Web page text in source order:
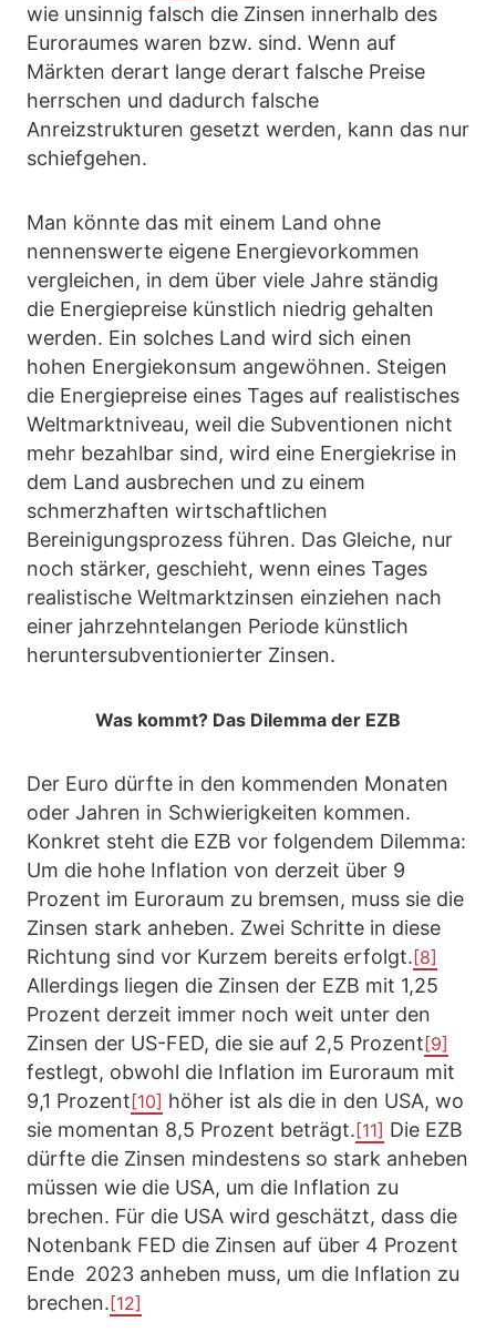
wie unsinnig falsch die Zinsen innerhalb des
Euroraumes waren bzw. sind. Wenn auf
Märkten derart lange derart falsche Preise
herrschen und dadurch falsche
Anreizstrukturen gesetzt werden, kann das nur
schiefgehen.
Man könnte das mit einem Land ohne
nennenswerte eigene Energievorkommen
vergleichen, in dem über viele Jahre ständig
die Energiepreise künstlich niedrig gehalten
werden. Ein solches Land wird sich einen
hohen Energiekonsum angewöhnen. Steigen
die Energiepreise eines Tages auf realistisches
Weltmarktniveau, weil die Subventionen nicht
mehr bezahlbar sind, wird eine Energiekrise in
dem Land ausbrechen und zu einem
schmerzhaften wirtschaftlichen
Bereinigungsprozess führen. Das Gleiche, nur
noch stärker, geschieht, wenn eines Tages
realistische Weltmarktzinsen einziehen nach
einer jahrzehntelangen Periode künstlich
heruntersubventionierter Zinsen.
Was kommt? Das Dilemma der EZB
Der Euro dürfte in den kommenden Monaten
oder Jahren in Schwierigkeiten kommen.
Konkret steht die EZB vor folgendem Dilemma:
Um die hohe Inflation von derzeit über 9
Prozent im Euroraum zu bremsen, muss sie die
Zinsen stark anheben. Zwei Schritte in diese
Richtung sind vor Kurzem bereits erfolgt. [8]
Allerdings liegen die Zinsen der EZB mit 1,25
Prozent derzeit immer noch weit unter den
Zinsen der US-FED, die sie auf 2,5 Prozent [9]
festlegt, obwohl die Inflation im Euroraum mit
9,1 Prozent [10] höher ist als die in den USA, wo
sie momentan 8,5 Prozent beträgt. [11] Die EZB
dürfte die Zinsen mindestens so stark anheben
müssen wie die USA, um die Inflation zu
brechen. Für die USA wird geschätzt, dass die
Notenbank FED die Zinsen auf über 4 Prozent
Ende 2023 anheben muss, um die Inflation zu
brechen. [12]